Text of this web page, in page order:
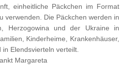
einheitliche Päckchen im Format
verwenden. Die Päckchen werden in
Herzogowina und der Ukraine in
Kinderheime, Krankenhäuser,
Elendsvierteln verteilt.
Margareta